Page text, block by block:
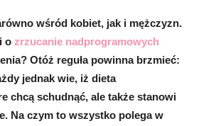
wśród kobiet, jak i mężczyzn.
o zrzucanie nadprogramowych
Otóż reguła powinna brzmieć:
jednak wie, iż dieta
chcą schudnąć, ale także stanowi
Na czym to wszystko polega w